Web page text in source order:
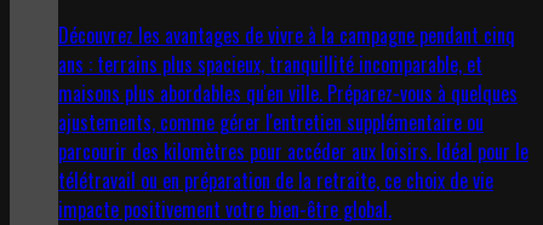
Découvrez les avantages de vivre à la campagne pendant cinq
ans : terrains plus spacieux, tranquillité incomparable, et
maisons plus abordables qu'en ville. Préparez-vous à quelques
ajustements, comme gérer l'entretien supplémentaire ou
parcourir des kilomètres pour accéder aux loisirs. Idéal pour le
télétravail ou en préparation de la retraite, ce choix de vie
impacte positivement votre bien-être global.